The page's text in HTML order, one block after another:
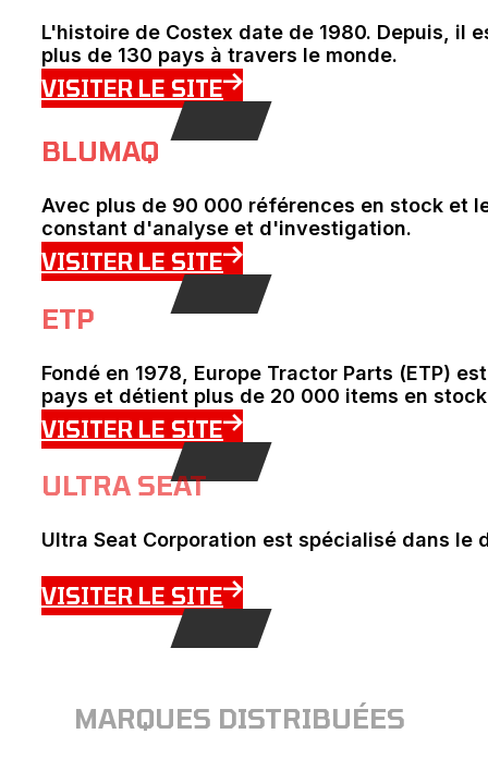
L'histoire de Costex date de 1980. Depuis, il
plus de 130 pays à travers le monde.
VISITER LE SITE
BLUMAQ
Avec plus de 90 000 références en stock et
constant d'analyse et d'investigation.
VISITER LE SITE
ETP
Fondé en 1978, Europe Tractor Parts (ETP)
pays et détient plus de 20 000 items en
VISITER LE SITE
ULTRA SEAT
Ultra Seat Corporation est spécialisé dans
VISITER LE SITE
MARQUES DISTRIBUÉES